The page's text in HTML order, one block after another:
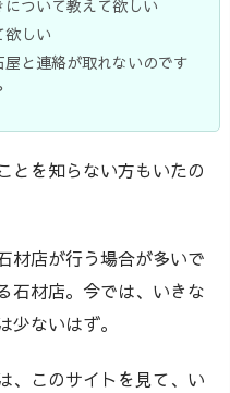
ついて教えて欲しい
欲しい
と連絡が取れないのです
とを知らない方もいたの
材店が行う場合が多いで
石材店。今では、いきな
少ないはず。
、このサイトを見て、い